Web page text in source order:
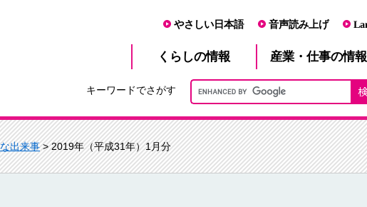
やさしい日本語 音声読み上げ
くらしの情報 産業・仕事の情報
キーワードでさがす
出来事> 2019年（平成31年）1月分